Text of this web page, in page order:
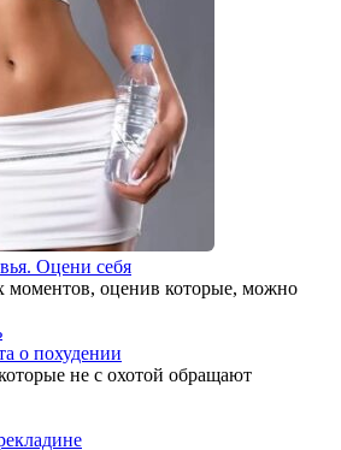
Оцени себя
моментов, оценив которые, можно
о похудении
не с охотой обращают